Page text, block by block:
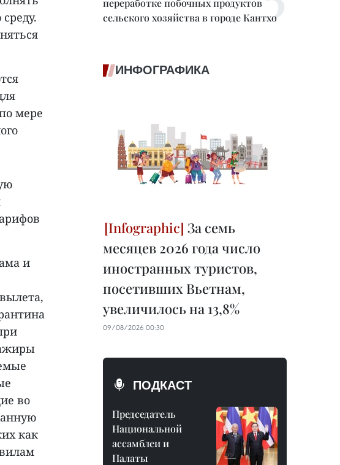
мере
и
во
как
переработке побочных продуктов
сельского хозяйства в городе Кантхо
ИНФОГРАФИКА
За семь
месяцев 2026 года число
иностранных туристов,
посетивших Вьетнам,
увеличилось на 13,8%
09/08/2026 00:30
ПОДКАСТ
Председатель
Национальной
ассамблеи и
Палаты